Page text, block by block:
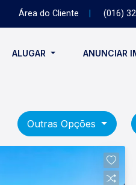
Área do Cliente (016)
ALUGAR ANUNCIAR
Outras Opções